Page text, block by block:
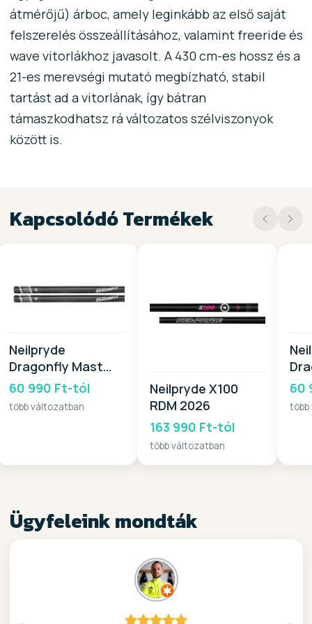
átmérőjű) árboc, amely leginkább az első saját
felszerelés összeállításához, valamint freeride és
wave vitorlákhoz javasolt. A 430 cm-es hossz és a
21-es merevségi mutató megbízható, stabil
tartást ad a vitorlának, így bátran
támaszkodhatsz rá változatos szélviszonyok
között is.
Kapcsolódó Termékek
Neilpryde
Dragonfly Mast
2026
60 990 Ft-tól
több változatban
Neilpryde X100
RDM 2026
163 990 Ft-tól
több változatban
60
Ügyfeleink mondták